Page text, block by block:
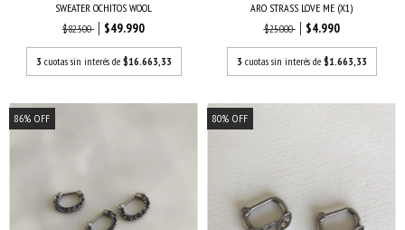
SWEATER OCHITOS WOOL
$82.500
$49.990
3 cuotas sin interés de $16.663,33
ARO STRASS LOVE ME (X1)
$25.000
$4.990
3 cuotas sin interés de $1.663,33
86% OFF 80% OFF